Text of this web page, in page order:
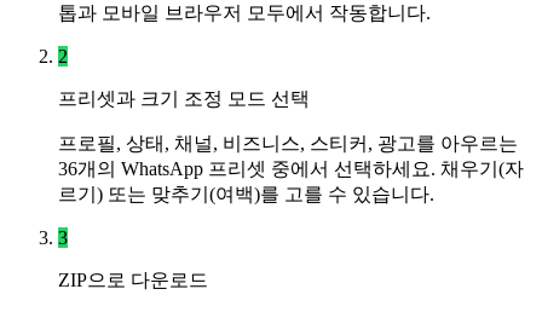
톱과 모바일 브라우저 모두에서 작동합니다.
2
프리셋과 크기 조정 모드 선택
프로필, 상태, 채널, 비즈니스, 스티커, 광고를 아우르는
36개의 WhatsApp 프리셋 중에서 선택하세요. 채우기(자
르기) 또는 맞추기(여백)를 고를 수 있습니다.
3
ZIP으로 다운로드